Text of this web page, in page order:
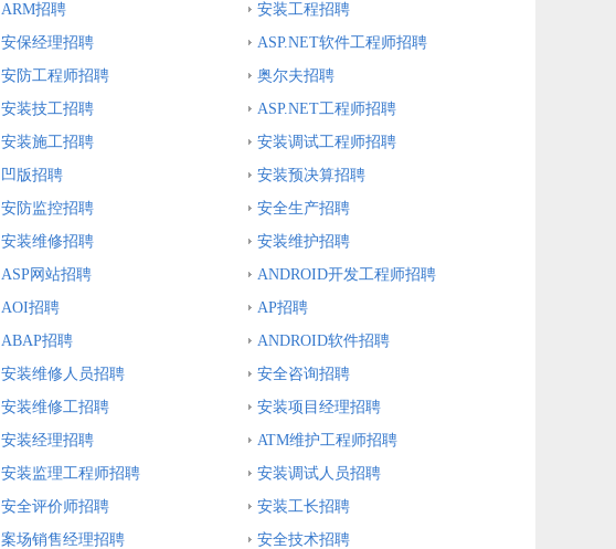
ARM招聘
安装工程招聘
安保经理招聘
ASP.NET软件工程师招聘
安防工程师招聘
奥尔夫招聘
安装技工招聘
ASP.NET工程师招聘
安装施工招聘
安装调试工程师招聘
凹版招聘
安装预决算招聘
安防监控招聘
安全生产招聘
安装维修招聘
安装维护招聘
ASP网站招聘
ANDROID开发工程师招聘
AOI招聘
AP招聘
ABAP招聘
ANDROID软件招聘
安装维修人员招聘
安全咨询招聘
安装维修工招聘
安装项目经理招聘
安装经理招聘
ATM维护工程师招聘
安装监理工程师招聘
安装调试人员招聘
安全评价师招聘
安装工长招聘
案场销售经理招聘
安全技术招聘